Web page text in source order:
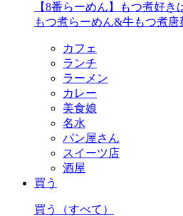
【8番らーめん】もつ煮好
もつ煮らーめん&牛もつ煮唐
カフェ
ランチ
ラーメン
カレー
美食娘
名水
パン屋さん
スイーツ店
酒屋
買う
買う （すべて）